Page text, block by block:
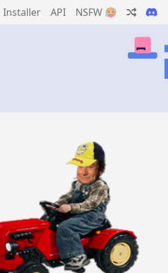
Installer API NSFW 🥵